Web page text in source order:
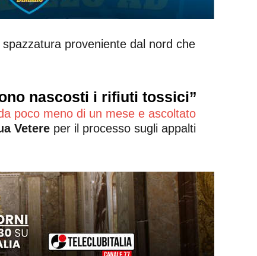
proveniente dal nord che
nascosti i rifiuti tossici”
poco meno di un mese e ascoltato
Vetere per il processo sugli appalti